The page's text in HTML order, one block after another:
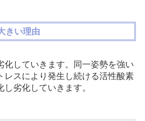
きい理由
化していきます。同一姿勢を強い
レスにより発生し続ける活性酸素
劣化していきます。